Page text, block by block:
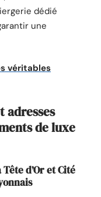
dédié
une
véritables
adresses
de luxe
d’Or et Cité